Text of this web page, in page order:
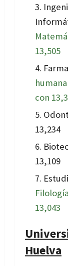
13,505
con
13,234
13,109
13,043
Huelva